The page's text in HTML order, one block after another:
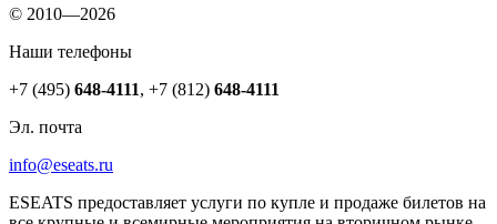
© 2010—2026
Наши телефоны
+7 (495) 648-4111, +7 (812) 648-4111
Эл. почта
info@eseats.ru
ESEATS предоставляет услуги по купле и продаже билетов на